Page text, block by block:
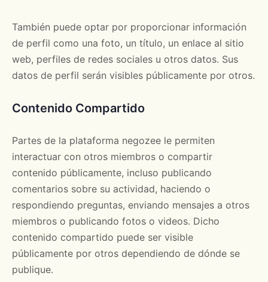
También puede optar por proporcionar información
de perfil como una foto, un título, un enlace al sitio
web, perfiles de redes sociales u otros datos. Sus
datos de perfil serán visibles públicamente por otros.
Contenido Compartido
Partes de la plataforma negozee le permiten
interactuar con otros miembros o compartir
contenido públicamente, incluso publicando
comentarios sobre su actividad, haciendo o
respondiendo preguntas, enviando mensajes a otros
miembros o publicando fotos o videos. Dicho
contenido compartido puede ser visible
públicamente por otros dependiendo de dónde se
publique.